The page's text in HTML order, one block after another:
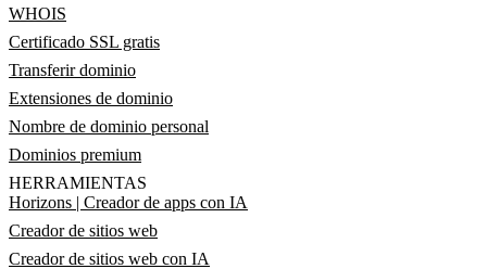
WHOIS
Certificado SSL gratis
Transferir dominio
Extensiones de dominio
Nombre de dominio personal
Dominios premium
HERRAMIENTAS
Horizons | Creador de apps con IA
Creador de sitios web
Creador de sitios web con IA